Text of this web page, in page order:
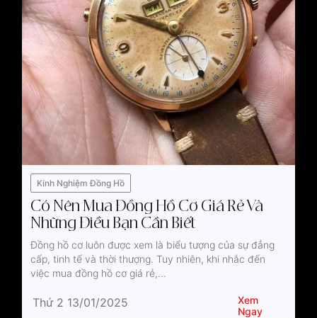
Kinh Nghiệm Đồng Hồ
Có Nên Mua Đồng Hồ Cơ Giá Rẻ Và
Những Điều Bạn Cần Biết
Đồng hồ cơ luôn được xem là biểu tượng của sự đẳng
cấp, tinh tế và thời thượng. Tuy nhiên, khi nhắc đến
việc mua đồng hồ cơ giá rẻ,...
Thứ 2 13/01/2025
Xem
Ngay